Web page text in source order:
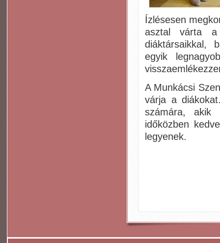
Ízlésesen
asztal várta a
diáktársaikkal,
egyik
A Munkácsi
várja a
számára, akik
időközben
legyenek.